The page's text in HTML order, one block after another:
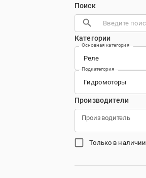
Поиск
Категории
Основная категория
Подкатегория
Производители
Производитель
Только в наличии